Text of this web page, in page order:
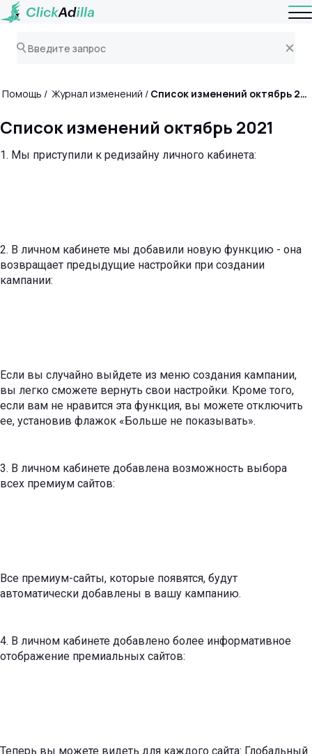
Помощь Журнал изменений Список изменений октябрь 2021
Список изменений октябрь 2021
1. Мы приступили к редизайну личного кабинета:
2. В личном кабинете мы добавили новую функцию - она ​​
возвращает предыдущие настройки при создании
кампании:
Если вы случайно выйдете из меню создания кампании,
вы легко сможете вернуть свои настройки. Кроме того,
если вам не нравится эта функция, вы можете отключить
ее, установив флажок «Больше не показывать».
3. В личном кабинете добавлена ​​возможность выбора
всех премиум сайтов:
Все премиум-сайты, которые появятся, будут
автоматически добавлены в вашу кампанию.
4. В личном кабинете добавлено более информативное
отображение премиальных сайтов:
Теперь вы можете видеть для каждого сайта: Глобальный